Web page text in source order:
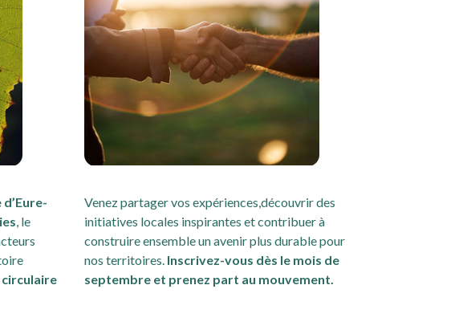
, le
circulaire
Venez partager vos expériences,découvrir des
initiatives locales inspirantes et contribuer à
construire ensemble un avenir plus durable pour
nos territoires. Inscrivez-vous dès le mois de
septembre et prenez part au mouvement.